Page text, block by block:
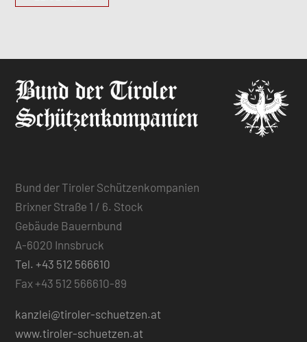
Bund der Tiroler Schützenkompanien
Brixner Straße 1 / 6. Stock
Gebäude Bauernbund
A-6020 Innsbruck
Tel. +43 512 566610
Fax +43 512 566610-89
kanzlei@tiroler-schuetzen.at
www.tiroler-schuetzen.at